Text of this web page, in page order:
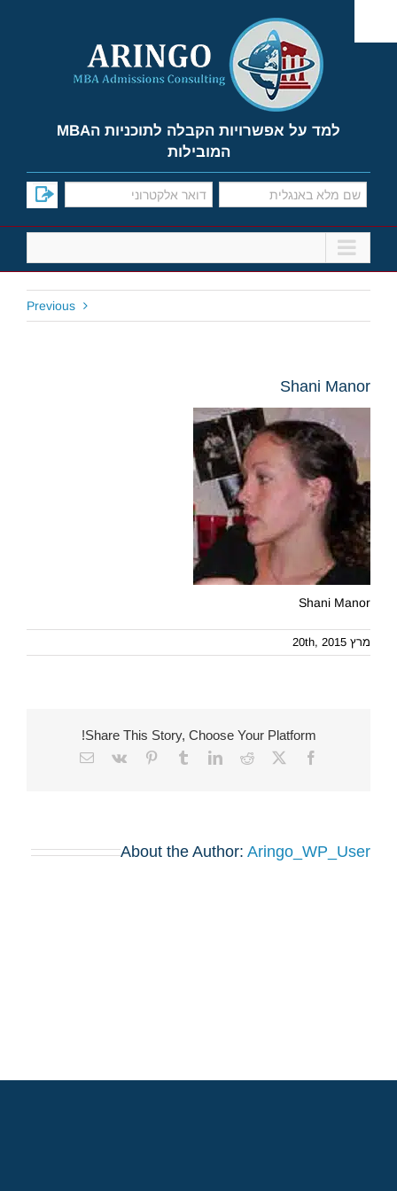
content
למד על אפשרויות הקבלה לתוכניות הMBA
המובילות
Previous
Shani Manor
Shani Manor
מרץ 20th, 2015
Share This Story, Choose Your Platform!
Facebook
X
Reddit
LinkedIn
Tumblr
Pinterest
Vk
Email
About the Author: Aringo_WP_User